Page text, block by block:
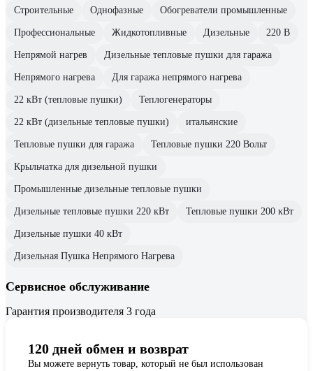
Строительные Однофазные Обогреватели промышленные
Профессиональные Жидкотопливные Дизельные 220 В
Непрямой нагрев Дизельные тепловые пушки для гаража
Непрямого нагрева Для гаража непрямого нагрева
22 кВт (тепловые пушки) Теплогенераторы
22 кВт (дизельные тепловые пушки) итальянские
Тепловые пушки для гаража Тепловые пушки 220 Вольт
Крыльчатка для дизельной пушки
Промышленные дизельные тепловые пушки
Дизельные тепловые пушки 220 кВт Тепловые пушки 200 кВт
Дизельные пушки 40 кВт
Дизельная Пушка Непрямого Нагрева
Сервисное обслуживание
Гарантия производителя 3 года
120 дней обмен и возврат
Вы можете вернуть товар, который не был использован